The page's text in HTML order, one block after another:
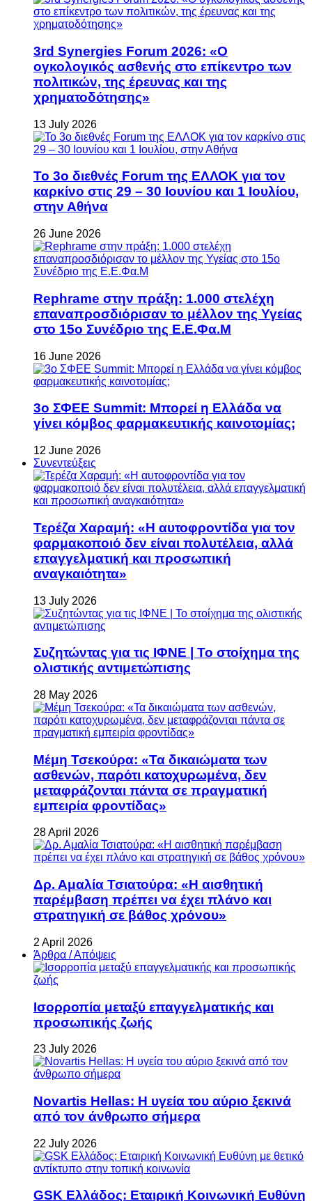
3rd Synergies Forum 2026: «Ο
ογκολογικός ασθενής στο επίκεντρο των
πολιτικών, της έρευνας και της
χρηματοδότησης»
13 July 2026
Το 3ο διεθνές Forum της ΕΛΛΟΚ για τον
καρκίνο στις 29 – 30 Ιουνίου και 1 Ιουλίου,
στην Αθήνα
26 June 2026
Rephrame στην πράξη: 1.000 στελέχη
επαναπροσδιόρισαν το μέλλον της Υγείας
στο 15ο Συνέδριο της Ε.Ε.Φα.Μ
16 June 2026
3ο ΣΦΕΕ Summit: Μπορεί η Ελλάδα να
γίνει κόμβος φαρμακευτικής καινοτομίας;
12 June 2026
Συνεντεύξεις
Τερέζα Χαραμή: «Η αυτοφροντίδα για τον
φαρμακοποιό δεν είναι πολυτέλεια, αλλά
επαγγελματική και προσωπική
αναγκαιότητα»
13 July 2026
Συζητώντας για τις ΙΦΝΕ | Το στοίχημα της
ολιστικής αντιμετώπισης
28 May 2026
Μέμη Τσεκούρα: «Τα δικαιώματα των
ασθενών, παρότι κατοχυρωμένα, δεν
μεταφράζονται πάντα σε πραγματική
εμπειρία φροντίδας»
28 April 2026
Δρ. Αμαλία Τσιατούρα: «Η αισθητική
παρέμβαση πρέπει να έχει πλάνο και
στρατηγική σε βάθος χρόνου»
2 April 2026
Άρθρα / Απόψεις
Ισορροπία μεταξύ επαγγελματικής και
προσωπικής ζωής
23 July 2026
Novartis Hellas: Η υγεία του αύριο ξεκινά
από τον άνθρωπο σήμερα
22 July 2026
GSK Ελλάδος: Εταιρική Κοινωνική Ευθύνη